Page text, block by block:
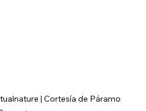
| Cortesía de Páramo